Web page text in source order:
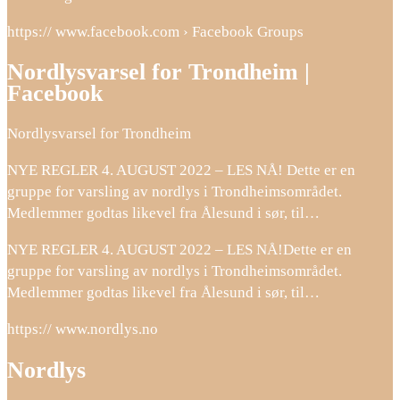
https:// www.facebook.com › Facebook Groups
Nordlysvarsel for Trondheim |
Facebook
Nordlysvarsel for Trondheim
NYE REGLER 4. AUGUST 2022 – LES NÅ! Dette er en
gruppe for varsling av nordlys i Trondheimsområdet.
Medlemmer godtas likevel fra Ålesund i sør, til…
NYE REGLER 4. AUGUST 2022 – LES NÅ!Dette er en
gruppe for varsling av nordlys i Trondheimsområdet.
Medlemmer godtas likevel fra Ålesund i sør, til…
https:// www.nordlys.no
Nordlys